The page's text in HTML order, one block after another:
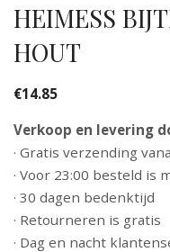
HEIMESS
HOUT
€14.85
Verkoop en levering
· Gratis verzending
· Voor 23:00 besteld is
· 30 dagen bedenktijd
· Retourneren is gratis
· Dag en nacht